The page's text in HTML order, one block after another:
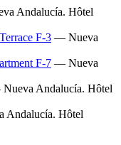
Andalucía. Hôtel
F-3 — Nueva
F-7 — Nueva
Andalucía. Hôtel
Andalucía. Hôtel